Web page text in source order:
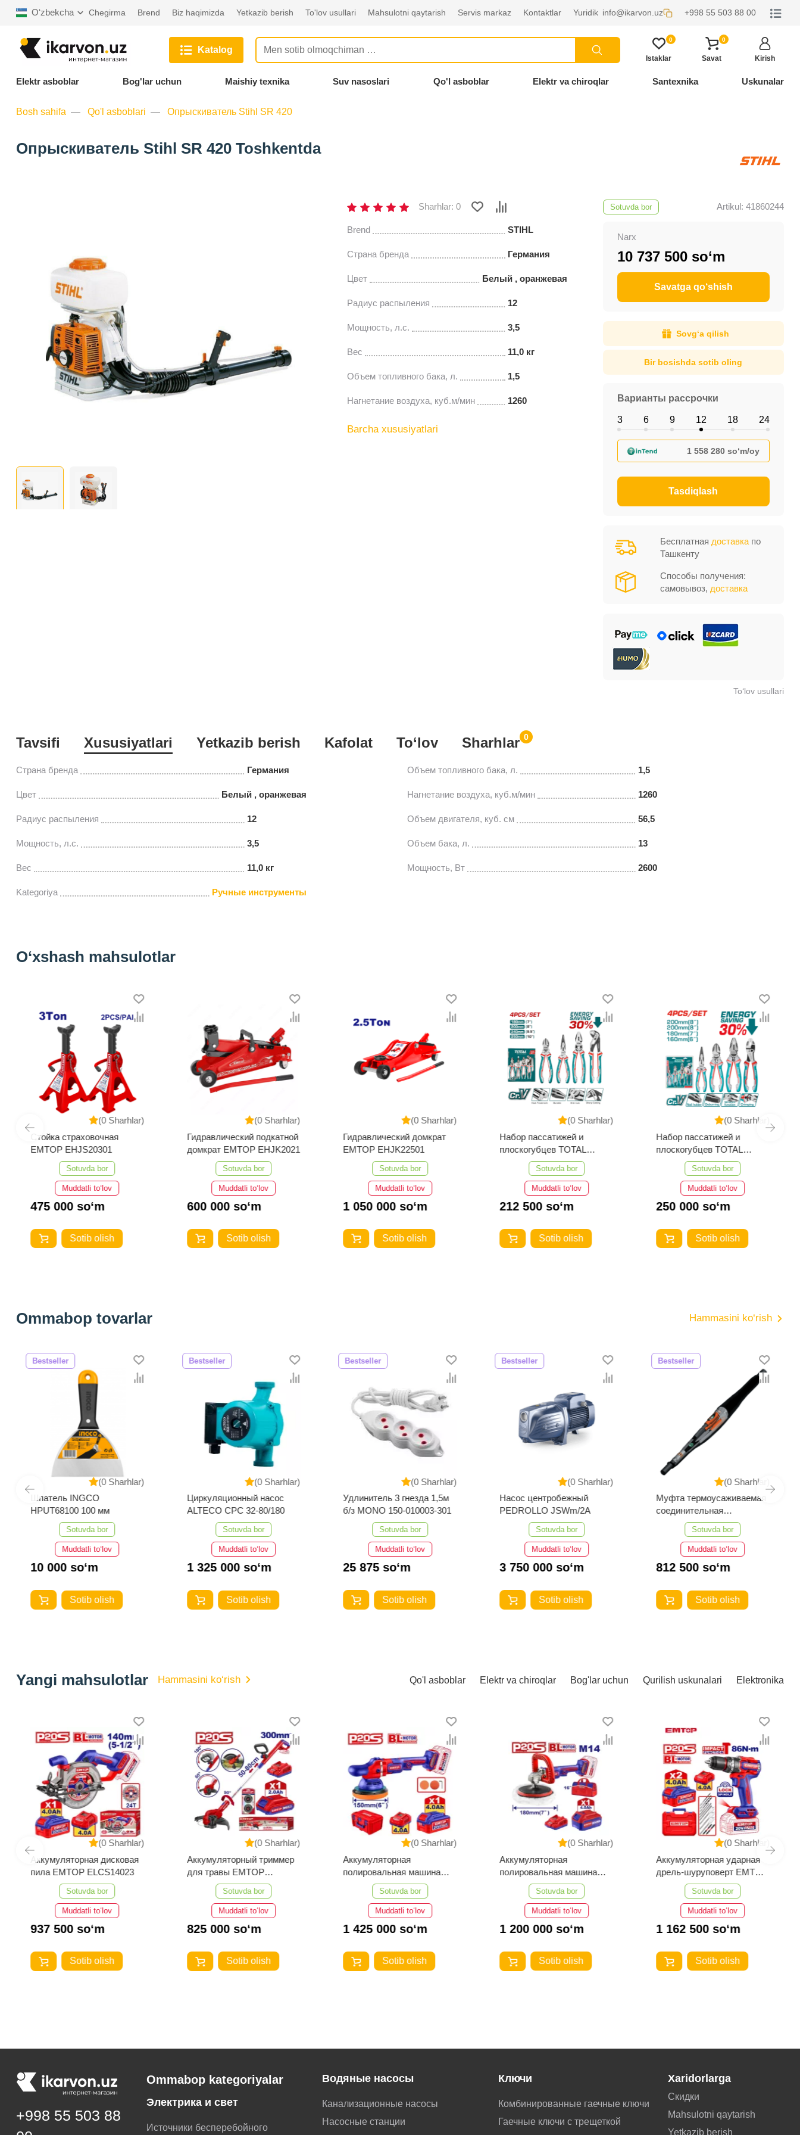
Oʻzbekcha Chegirma Brend Biz haqimizda Yetkazib berish To'lov usullari Mahsulotni qaytarish Servis markaz Kontaktlar Yuridik info@ikarvon.uz +998 55 503 88 00
Katalog
0
Istaklar
0
Savat Kirish
Elektr asboblar Bog'lar uchun Maishiy texnika Suv nasoslari Qo'l asboblar Elektr va chiroqlar Santexnika Uskunalar
Bosh sahifa Qo'l asboblari Опрыскиватель Stihl SR 420
Опрыскиватель Stihl SR 420 Toshkentda
Sharhlar: 0
Brend STIHL
Страна бренда Германия
Цвет Белый , оранжевая
Радиус распыления 12
Мощность, л.с. 3,5
Вес 11,0 кг
Объем топливного бака, л. 1,5
Нагнетание воздуха, куб.м/мин 1260
Barcha xususiyatlari
Sotuvda bor Artikul: 41860244
Narx
10 737 500 so‘m
Savatga qo‘shish
Sovg‘a qilish
Bir bosishda sotib oling
Варианты рассрочки
3 6 9 12 18 24
1 558 280 so‘m/oy
Tasdiqlash
Бесплатная доставкапо
Ташкенту
Способы получения:
самовывоз, доставка
To‘lov usullari
Tavsifi Xususiyatlari Yetkazib berish Kafolat To‘lov 0
Sharhlar
Страна бренда Германия
Цвет Белый , оранжевая
Радиус распыления 12
Мощность, л.с. 3,5
Вес 11,0 кг
Kategoriya Ручные инструменты
Объем топливного бака, л. 1,5
Нагнетание воздуха, куб.м/мин 1260
Объем двигателя, куб. см 56,5
Объем бака, л. 13
Мощность, Вт 2600
O‘xshash mahsulotlar
(0 Sharhlar)
Стойка страховочная
EMTOP EHJS20301
Sotuvda bor
Muddatli to‘lov
475 000 so‘m
Sotib olish
(0 Sharhlar)
Гидравлический подкатной
домкрат EMTOP EHJK2021
Sotuvda bor
Muddatli to‘lov
600 000 so‘m
Sotib olish
(0 Sharhlar)
Гидравлический домкрат
EMTOP EHJK22501
Sotuvda bor
Muddatli to‘lov
1 050 000 so‘m
Sotib olish
(0 Sharhlar)
Набор пассатижей и
плоскогубцев TOTAL
THT2K0498
Sotuvda bor
Muddatli to‘lov
212 500 so‘m
Sotib olish
(0 Sharhlar)
Набор пассатижей и
плоскогубцев TOTAL
THT2K0488
Sotuvda bor
Muddatli to‘lov
250 000 so‘m
Sotib olish
Ommabop tovarlar Hammasini ko‘rish
(0 Sharhlar)
Bestseller
Шпатель INGCO
HPUT68100 100 мм
Sotuvda bor
Muddatli to‘lov
10 000 so‘m
Sotib olish
(0 Sharhlar)
Bestseller
Циркуляционный насос
ALTECO CPC 32-80/180
Sotuvda bor
Muddatli to‘lov
1 325 000 so‘m
Sotib olish
(0 Sharhlar)
Bestseller
Удлинитель 3 гнезда 1,5м
б/з MONO 150-010003-301
Sotuvda bor
Muddatli to‘lov
25 875 so‘m
Sotib olish
(0 Sharhlar)
Bestseller
Насос центробежный
PEDROLLO JSWm/2A
Sotuvda bor
Muddatli to‘lov
3 750 000 so‘m
Sotib olish
(0 Sharhlar)
Bestseller
Муфта термоусаживаемая
соединительная
3СТп-10У-35...50
Sotuvda bor
Muddatli to‘lov
812 500 so‘m
Sotib olish
Yangi mahsulotlar Hammasini ko‘rish Qo'l asboblar Elektr va chiroqlar Bog'lar uchun Qurilish uskunalari Elektronika
(0 Sharhlar)
Аккумуляторная дисковая
пила EMTOP ELCS14023
Sotuvda bor
Muddatli to‘lov
937 500 so‘m
Sotib olish
(0 Sharhlar)
Аккумуляторный триммер
для травы EMTOP
ELGT203285
Sotuvda bor
Muddatli to‘lov
825 000 so‘m
Sotib olish
(0 Sharhlar)
Аккумуляторная
полировальная машина
EMTOP ELAP20158
Sotuvda bor
Muddatli to‘lov
1 425 000 so‘m
Sotib olish
(0 Sharhlar)
Аккумуляторная
полировальная машина
EMTOP ELAP20188
Sotuvda bor
Muddatli to‘lov
1 200 000 so‘m
Sotib olish
(0 Sharhlar)
Аккумуляторная ударная
дрель-шуруповерт EMTOP
ECIDL208682
Sotuvda bor
Muddatli to‘lov
1 162 500 so‘m
Sotib olish
+998 55 503 88
Ommabop kategoriyalar
Электрика и свет
Источники бесперебойного
Водяные насосы
Канализационные насосы
Насосные станции
Ключи
Комбинированные гаечные ключи
Гаечные ключи с трещеткой
Xaridorlarga
Скидки
Mahsulotni qaytarish
Yetkazib berish